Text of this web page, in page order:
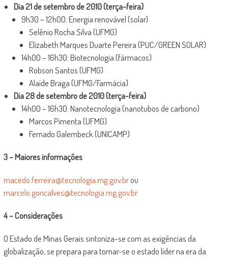
Dia 21 de setembro de 2010 (terça-feira)
9h30 – 12h00: Energia renovável (solar)
Selênio Rocha Silva (UFMG)
Elizabeth Marques Duarte Pereira (PUC/GREEN SOLAR)
14h00 – 16h30: Biotecnologia (fármacos)
Robson Santos (UFMG)
Alaíde Braga (UFMG/Farmácia)
Dia 28 de setembro de 2010 (terça-feira)
14h00 – 16h30: Nanotecnologia (nanotubos de carbono)
Marcos Pimenta (UFMG)
Fernado Galembeck (UNICAMP)
3 – Maiores informações
macedo.ferreira@tecnologia.mg.gov.brou
marcelo.goncalves@tecnologia.mg.gov.br
4 – Considerações
O Estado de Minas Gerais sintoniza-se com as exigências da
globalização, se prepara para tornar-se o estado líder na era da